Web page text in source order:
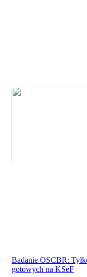
Badanie OSCBR:
gotowych na KSeF